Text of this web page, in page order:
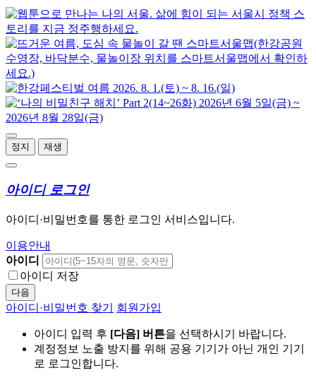
정지 재생
아이디 로그인
아이디·비밀번호를 통한 로그인 서비스입니다.
이용안내
아이디
아이디 저장
다음
아이디·비밀번호 찾기 회원가입
아이디 입력 후 [다음] 버튼을 선택하시기 바랍니다.
계정정보 노출 방지를 위해 공용 기기가 아닌 개인 기기
로 로그인합니다.